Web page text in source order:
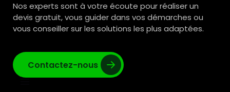
Nos experts sont à votre écoute pour réaliser un
devis gratuit, vous guider dans vos démarches ou
vous conseiller sur les solutions les plus adaptées.
Contactez-nous